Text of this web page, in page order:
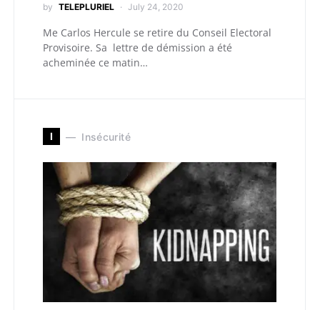
by TELEPLURIEL July 24, 2020
Me Carlos Hercule se retire du Conseil Electoral
Provisoire. Sa lettre de démission a été
acheminée ce matin…
I Insécurité